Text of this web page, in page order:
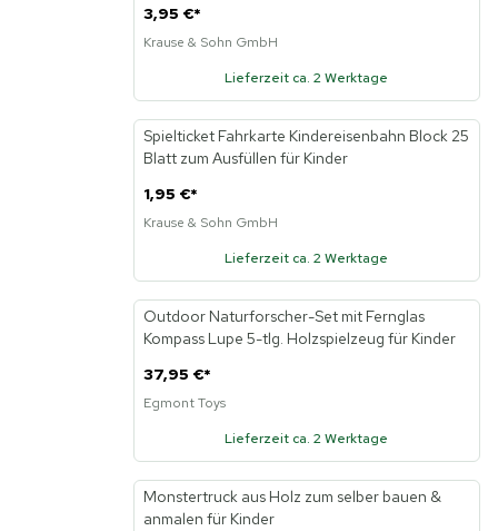
3,95 €*
Krause & Sohn GmbH
Lieferzeit ca. 2 Werktage
Neu
Spielticket Fahrkarte Kindereisenbahn Block 25
Blatt zum Ausfüllen für Kinder
1,95 €*
Krause & Sohn GmbH
Lieferzeit ca. 2 Werktage
Outdoor Naturforscher-Set mit Fernglas
Kompass Lupe 5-tlg. Holzspielzeug für Kinder
37,95 €*
Egmont Toys
Lieferzeit ca. 2 Werktage
Monstertruck aus Holz zum selber bauen &
anmalen für Kinder